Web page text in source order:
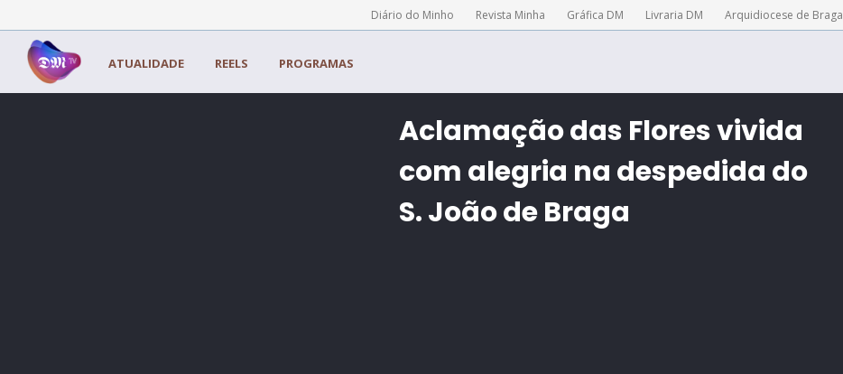
Diário do Minho Revista Minha Gráfica DM Livraria DM Arquidiocese de Braga
ATUALIDADE REELS PROGRAMAS
Aclamação das Flores vivida
com alegria na despedida do
S. João de Braga